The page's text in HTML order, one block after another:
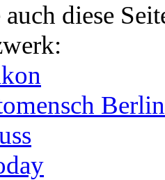
diese
Berlin